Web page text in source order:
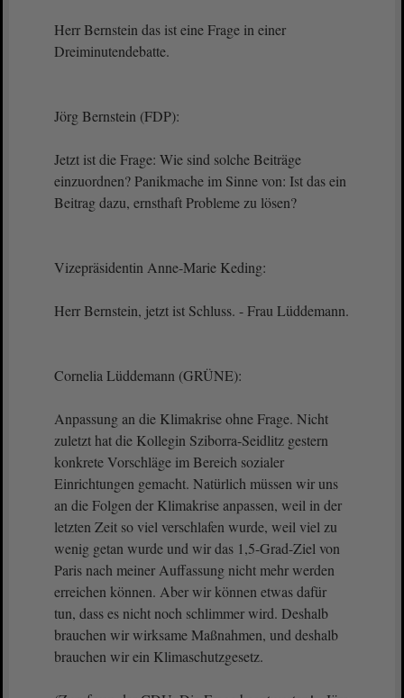
Herr Bernstein das ist eine Frage in einer
Dreiminutendebatte.
Jörg Bernstein (FDP):
Jetzt ist die Frage: Wie sind solche Beiträge
einzuordnen? Panikmache im Sinne von: Ist das ein
Beitrag dazu, ernsthaft Probleme zu lösen?
Vizepräsidentin Anne-Marie Keding:
Herr Bernstein, jetzt ist Schluss. - Frau Lüddemann.
Cornelia Lüddemann (GRÜNE):
Anpassung an die Klimakrise ohne Frage. Nicht
zuletzt hat die Kollegin Sziborra-Seidlitz gestern
konkrete Vorschläge im Bereich sozialer
Einrichtungen gemacht. Natürlich müssen wir uns
an die Folgen der Klimakrise anpassen, weil in der
letzten Zeit so viel verschlafen wurde, weil viel zu
wenig getan wurde und wir das 1,5-Grad-Ziel von
Paris nach meiner Auffassung nicht mehr werden
erreichen können. Aber wir können etwas dafür
tun, dass es nicht noch schlimmer wird. Deshalb
brauchen wir wirksame Maßnahmen, und deshalb
brauchen wir ein Klimaschutzgesetz.